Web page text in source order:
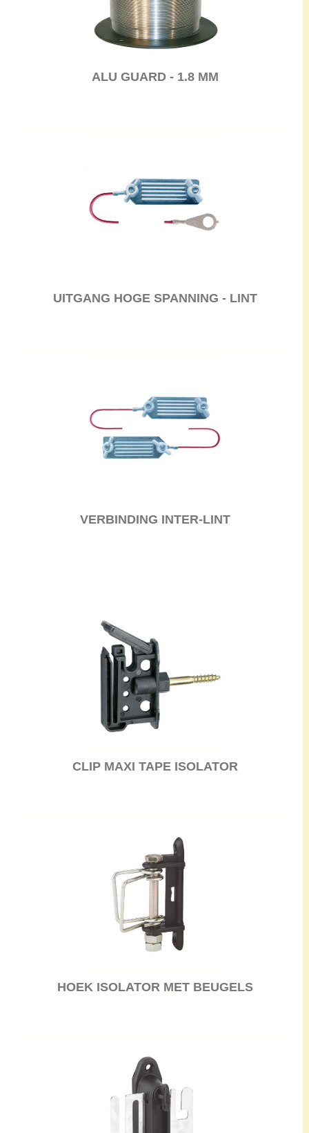
ALU GUARD - 1.8 MM
UITGANG HOGE SPANNING - LINT
VERBINDING INTER-LINT
CLIP MAXI TAPE ISOLATOR
HOEK ISOLATOR MET BEUGELS